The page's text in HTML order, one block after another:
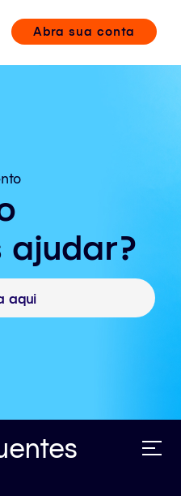
Abra sua conta
ajudar?